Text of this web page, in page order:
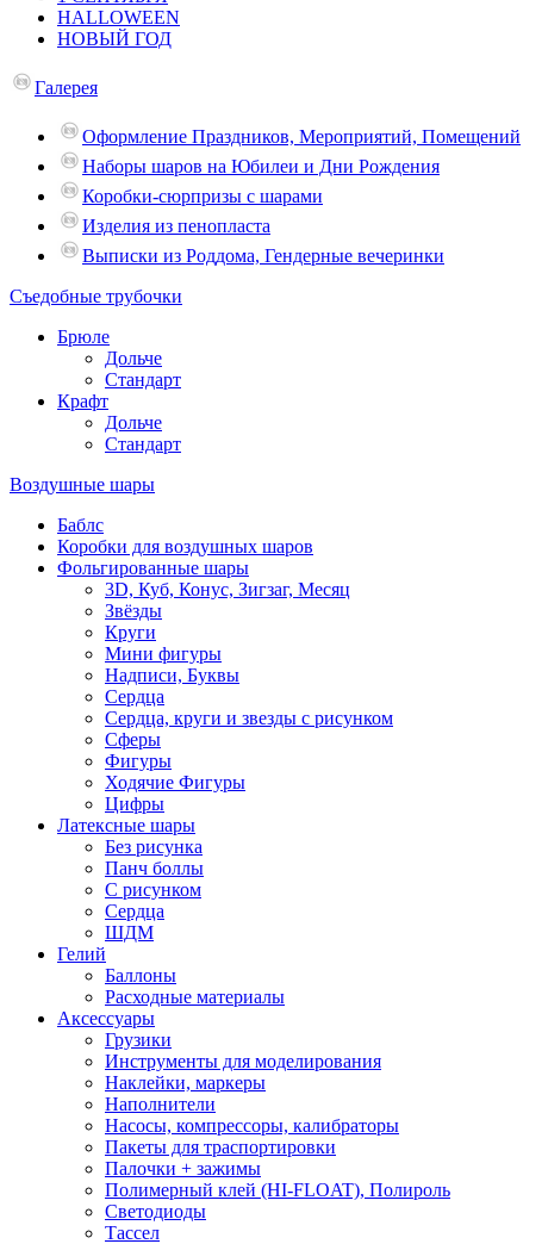
HALLOWEEN
НОВЫЙ ГОД
Галерея
Оформление Праздников, Мероприятий, Помещений
Наборы шаров на Юбилеи и Дни Рождения
Коробки-сюрпризы с шарами
Изделия из пенопласта
Выписки из Роддома, Гендерные вечеринки
Съедобные трубочки
Брюле
Дольче
Стандарт
Крафт
Дольче
Стандарт
Воздушные шары
Баблс
Коробки для воздушных шаров
Фольгированные шары
3D, Куб, Конус, Зигзаг, Месяц
Звёзды
Круги
Мини фигуры
Надписи, Буквы
Сердца
Сердца, круги и звезды с рисунком
Сферы
Фигуры
Ходячие Фигуры
Цифры
Латексные шары
Без рисунка
Панч боллы
С рисунком
Сердца
ШДМ
Гелий
Баллоны
Расходные материалы
Аксессуары
Грузики
Инструменты для моделирования
Наклейки, маркеры
Наполнители
Насосы, компрессоры, калибраторы
Пакеты для траспортировки
Палочки + зажимы
Полимерный клей (HI-FLOAT), Полироль
Светодиоды
Тассел